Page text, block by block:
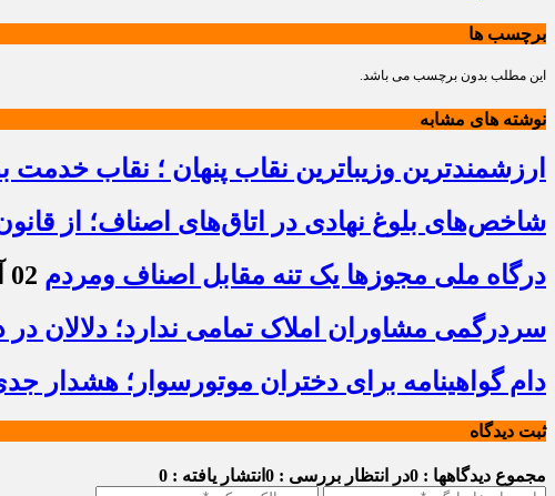
برچسب ها
این مطلب بدون برچسب می باشد.
نوشته های مشابه
ارزشمندترین وزیباترین نقاب پنهان ؛ نقاب
شاخص‌های بلوغ نهادی در اتاق‌های اصناف؛ از
درگاه ملی مجوزها یک تنه مقابل اصناف ومردم 02 آگوست 2026 - 8:16
سردرگمی مشاوران املاک تمامی ندارد؛ دلالان
دام گواهینامه برای دختران موتورسوار؛ هشدار
ثبت دیدگاه
مجموع دیدگاهها : 0 در انتظار بررسی : 0 انتشار یافته : 0